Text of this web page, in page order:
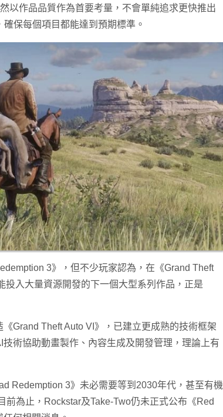
以作品品質作為首要考量，不會單純追求更快推出
保每個項目都能達到預期標準。
3》，但不少玩家認為，在《Grand Theft
投入大量資源開發的下一個大型系列作品，正是
Grand Theft Auto VI》，已建立更成熟的技術框架
術協助動畫製作、內容生成及開發管理，理論上有
Redemption 3》未必需要等到2030年代，甚至有機
前為止，Rockstar及Take-Two仍未正式公布《Red